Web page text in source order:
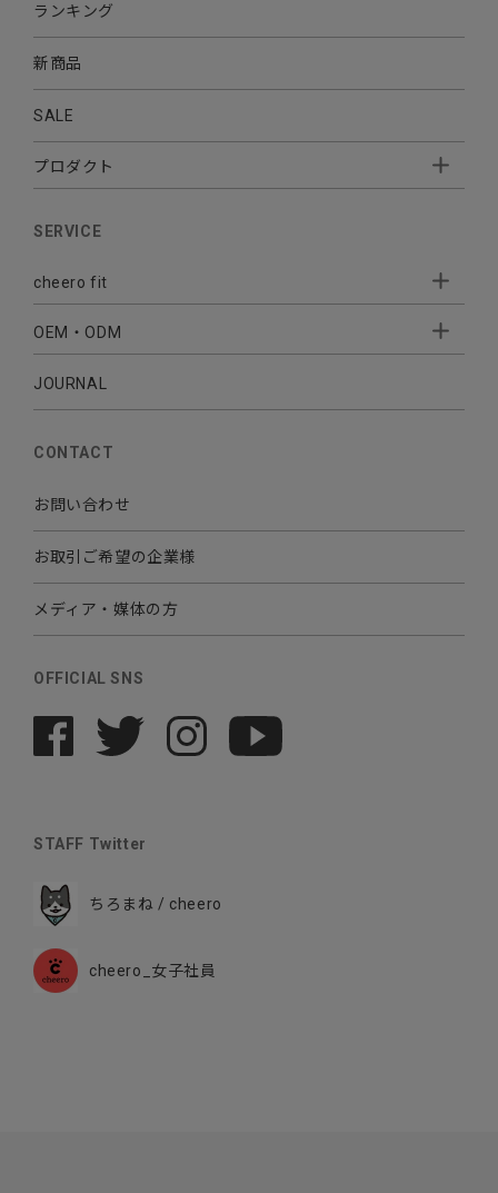
ランキング
新商品
SALE
プロダクト
AUDIO
CABLE CHARGER
Sleepion
MOBILE
SERVICE
cheero fit
- Sleepion3
- 軟骨伝導式集音器
OEM・ODM
- OEM・ODM 開発
JOURNAL
CONTACT
お問い合わせ
お取引ご希望の企業様
メディア・媒体の方
OFFICIAL SNS
STAFF Twitter
ちろまね / cheero
cheero_女子社員